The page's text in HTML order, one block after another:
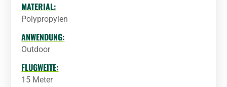
MATERIAL:
Polypropylen
ANWENDUNG:
Outdoor
FLUGWEITE:
15 Meter